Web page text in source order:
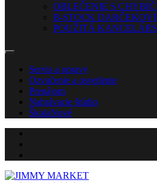
OBLEČENIE S
B-STOCK
POUŽITÁ
Servis a opravy
Ozvučenie a osvetlenie
Prenájom
Nahrávacie štúdio
ŠkolaNové